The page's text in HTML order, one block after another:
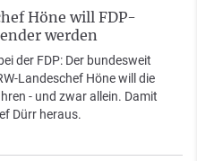
Höne will FDP-
werden
der FDP: Der bundesweit
Landeschef Höne will die
- und zwar allein. Damit
Dürr heraus.